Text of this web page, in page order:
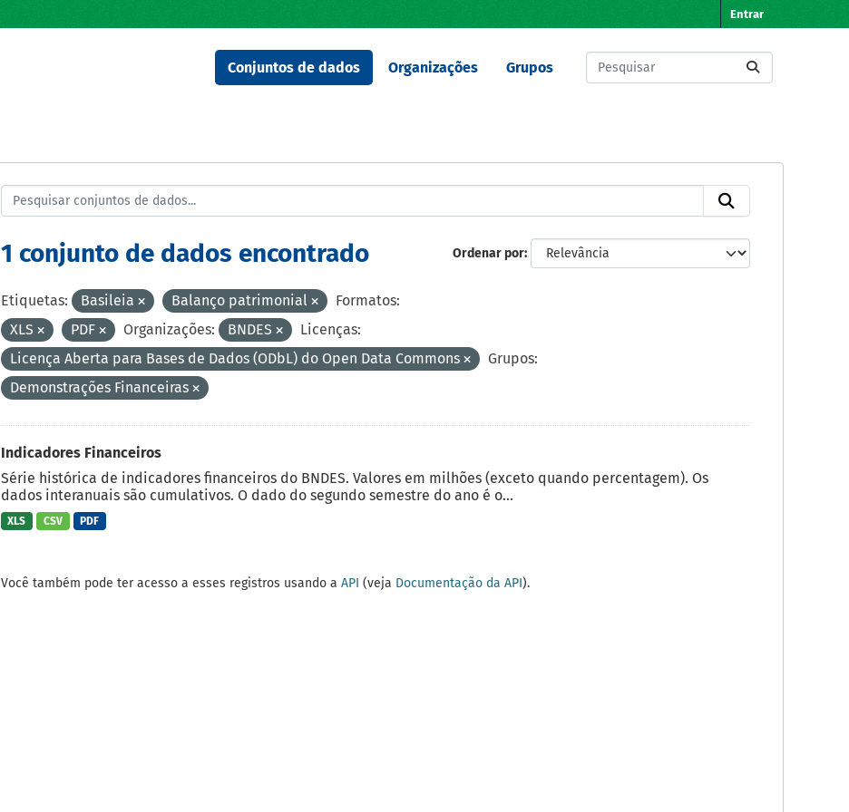
Entrar
Conjuntos de dados Organizações Grupos
Ordenar por
1 conjunto de dados encontrado
Etiquetas: Basileia Balanço patrimonial
Formatos:
XLS
PDF Organizações: BNDES
Licenças:
Licença Aberta para Bases de Dados (ODbL) do Open Data Commons
Grupos:
Demonstrações Financeiras
Indicadores Financeiros
Série histórica de indicadores financeiros do BNDES. Valores em milhões (exceto quando percentagem). Os
dados interanuais são cumulativos. O dado do segundo semestre do ano é o...
XLS CSV PDF
Você também pode ter acesso a esses registros usando a API (veja Documentação da API).